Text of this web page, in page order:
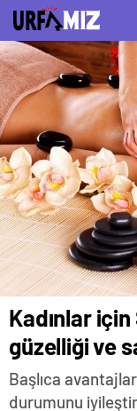
Kadınlar
güzelliği ve
Başlıca
durumunu